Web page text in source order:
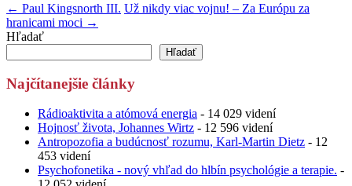
← Paul Kingsnorth III. Už nikdy viac vojnu! – Za Európu za
hranicami moci →
Hľadať
Hľadať
Najčítanejšie články
Rádioaktivita a atómová energia - 14 029 videní
Hojnosť života, Johannes Wirtz - 12 596 videní
Antropozofia a budúcnosť rozumu, Karl-Martin Dietz - 12
453 videní
Psychofonetika - nový vhľad do hlbín psychológie a terapie. -